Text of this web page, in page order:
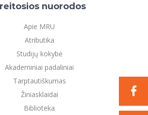
nuorodos
Apie MRU
Atributika
Studijų kokybė
Akademiniai padaliniai
Tarptautiškumas
Žiniasklaidai
Biblioteka